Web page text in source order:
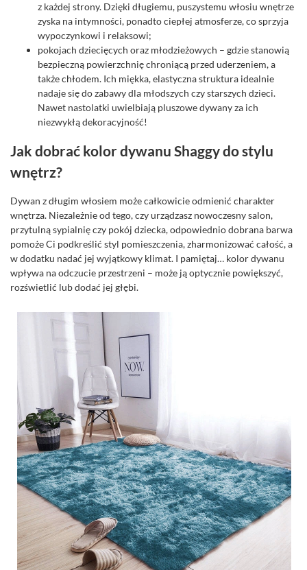
z każdej strony. Dzięki długiemu, puszystemu włosiu wnętrze
zyska na intymności, ponadto ciepłej atmosferze, co sprzyja
wypoczynkowi i relaksowi;
pokojach dziecięcych oraz młodzieżowych – gdzie stanowią
bezpieczną powierzchnię chroniącą przed uderzeniem, a
także chłodem. Ich miękka, elastyczna struktura idealnie
nadaje się do zabawy dla młodszych czy starszych dzieci.
Nawet nastolatki uwielbiają pluszowe dywany za ich
niezwykłą dekoracyjność!
Jak dobrać kolor dywanu Shaggy do stylu
wnętrz?
Dywan z długim włosiem może całkowicie odmienić charakter
wnętrza. Niezależnie od tego, czy urządzasz nowoczesny salon,
przytulną sypialnię czy pokój dziecka, odpowiednio dobrana barwa
pomoże Ci podkreślić styl pomieszczenia, zharmonizować całość, a
w dodatku nadać jej wyjątkowy klimat. I pamiętaj… kolor dywanu
wpływa na odczucie przestrzeni – może ją optycznie powiększyć,
rozświetlić lub dodać jej głębi.